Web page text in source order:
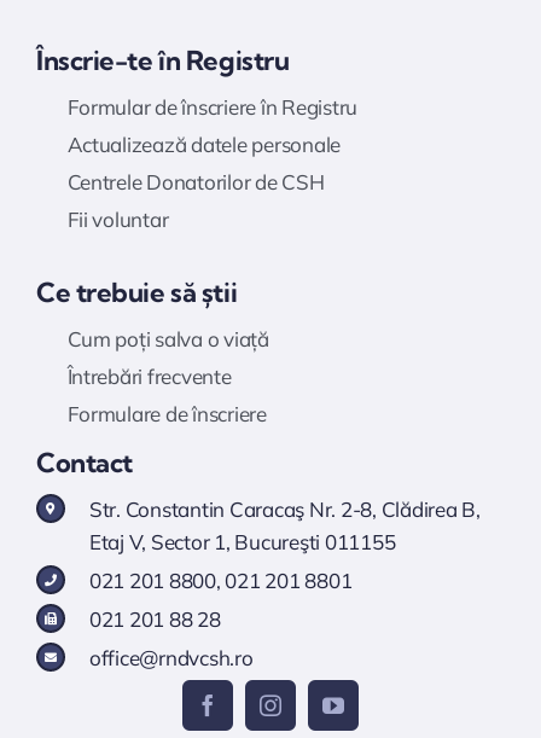
Înscrie-te în Registru
Formular de înscriere în Registru
Actualizează datele personale
Centrele Donatorilor de CSH
Fii voluntar
Ce trebuie să știi
Cum poți salva o viață
Întrebări frecvente
Formulare de înscriere
Contact
Str. Constantin Caracaş Nr. 2-8, Clădirea B,
Etaj V, Sector 1, Bucureşti 011155
021 201 8800, 021 201 8801
021 201 88 28
office@rndvcsh.ro